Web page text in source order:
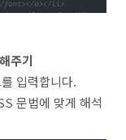
주기
입력합니다.
문법에 맞게 해석